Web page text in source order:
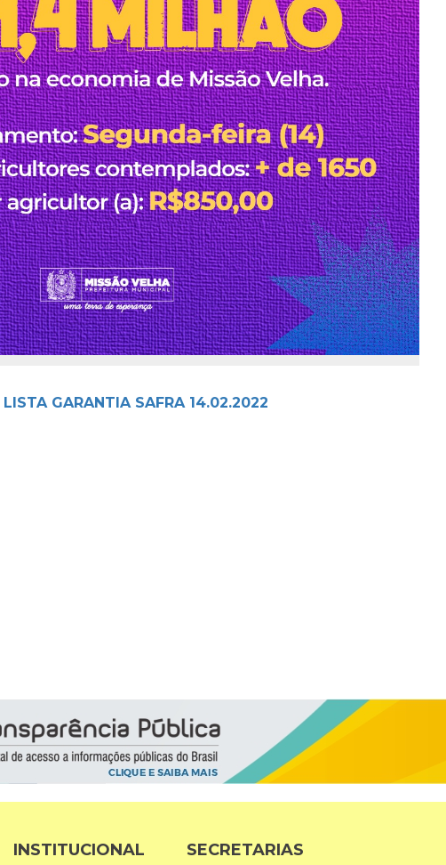
LISTA GARANTIA SAFRA 14.02.2022
INSTITUCIONAL SECRETARIAS